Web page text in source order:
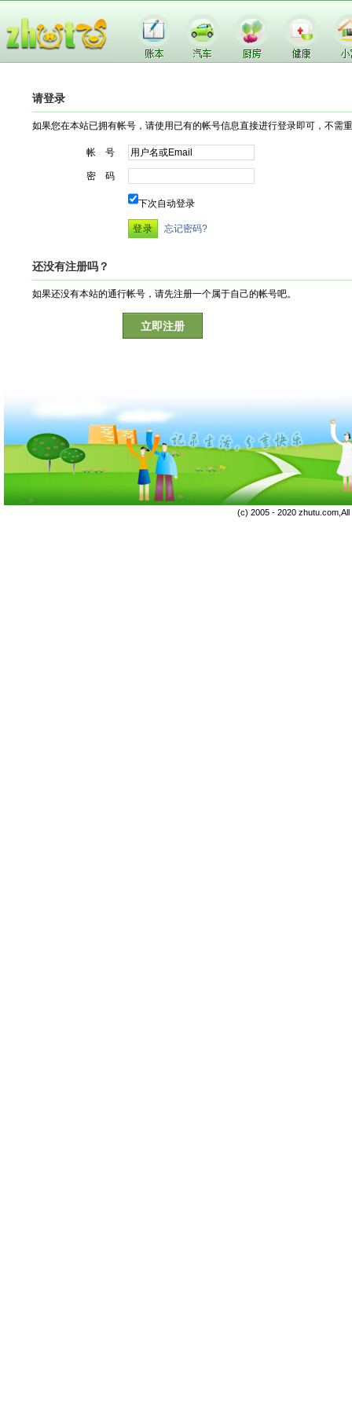
请登录
如果您在本站已拥有帐号，请使用已有的帐号信息直接进行登录即可，不需
帐 号
密 码
下次自动登录
忘记密码?
还没有注册吗？
如果还没有本站的通行帐号，请先注册一个属于自己的帐号吧。
立即注册
(c) 2005 - 2020